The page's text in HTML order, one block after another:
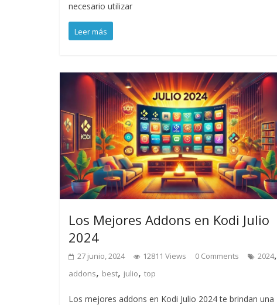
necesario utilizar
Leer más
Los Mejores Addons en Kodi Julio
2024
27 junio, 2024 12811 Views 0 Comments 2024,
addons, best, julio, top
Los mejores addons en Kodi Julio 2024 te brindan una